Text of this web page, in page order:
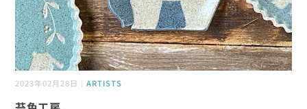
2023年02月28日｜ARTISTS